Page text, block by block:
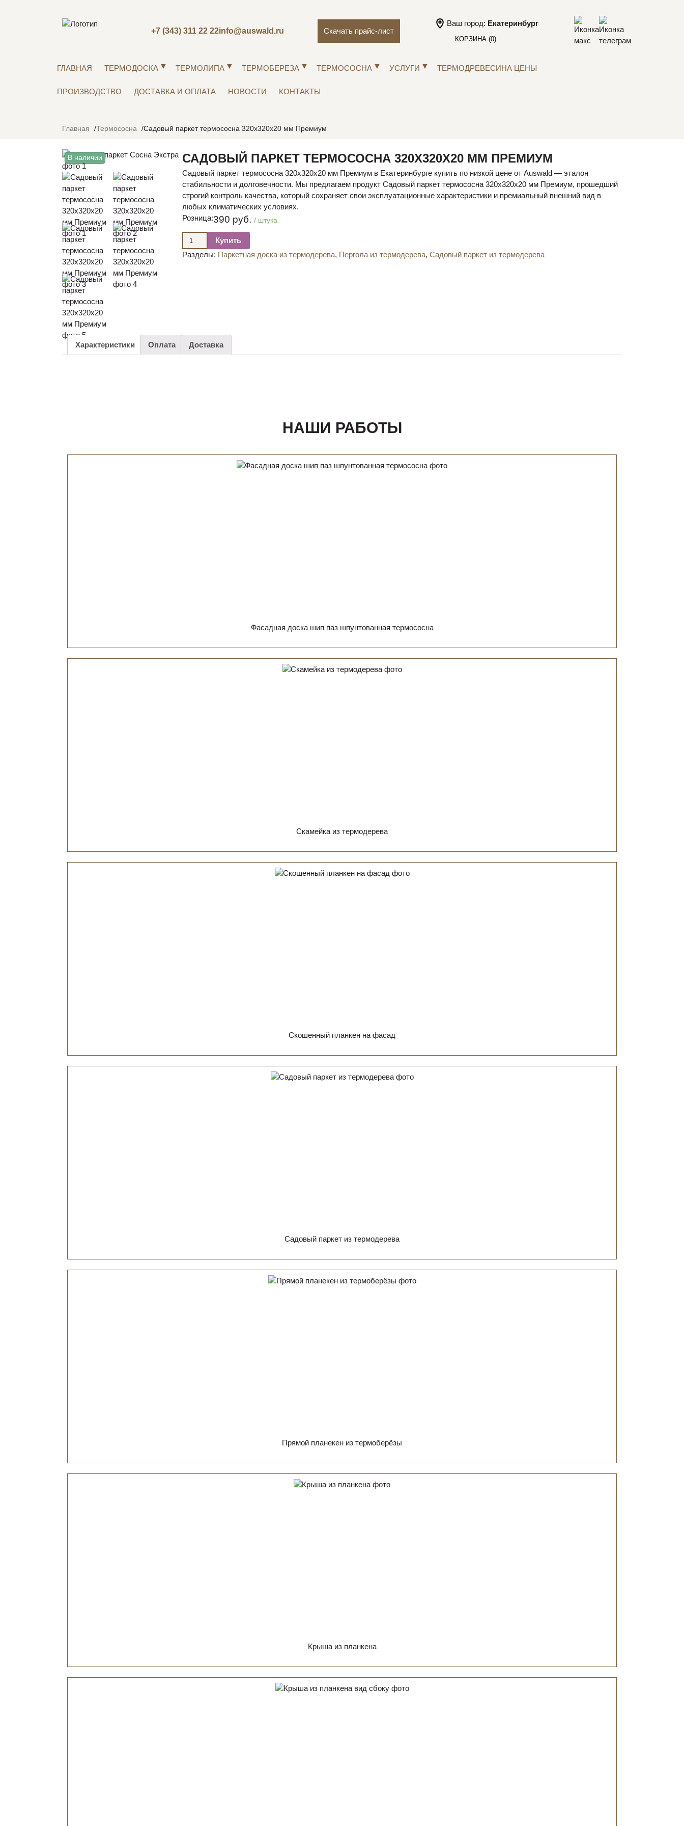
+7 (343) 311 22 22info@auswald.ru Скачать прайс-лист
Ваш город: Екатеринбург
КОРЗИНА (0)
ГЛАВНАЯ ТЕРМОДОСКА ТЕРМОЛИПА ТЕРМОБЕРЕЗА ТЕРМОСОСНА УСЛУГИ ТЕРМОДРЕВЕСИНА ЦЕНЫ
ПРОИЗВОДСТВО ДОСТАВКА И ОПЛАТА НОВОСТИ КОНТАКТЫ
Главная Термососна Садовый паркет термососна 320х320х20 мм Премиум
САДОВЫЙ ПАРКЕТ ТЕРМОСОСНА 320Х320Х20 ММ ПРЕМИУМ
Садовый паркет термососна 320х320х20 мм Премиум в Екатеринбурге купить по низкой цене от Auswald — эталон
стабильности и долговечности. Мы предлагаем продукт Садовый паркет термососна 320х320х20 мм Премиум, прошедший
строгий контроль качества, который сохраняет свои эксплуатационные характеристики и премиальный внешний вид в
любых климатических условиях.
Розница:390 руб. / штука
Купить
Разделы: Паркетная доска из термодерева, Пергола из термодерева, Садовый паркет из термодерева
В наличии
Характеристики Оплата Доставка
НАШИ РАБОТЫ
Фасадная доска шип паз шпунтованная термососна
Скамейка из термодерева
Скошенный планкен на фасад
Садовый паркет из термодерева
Прямой планекен из термоберёзы
Крыша из планкена